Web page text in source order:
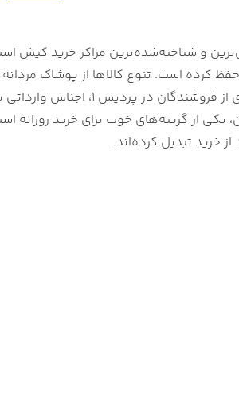
1 یکی از قدیمی‌ترین و شناخته‌شده‌ترین مراکز
کرده است. تنوع کالاها از پوشاک
مجموعه به چشم می‌خورد.
خرید تبدیل کرده‌اند.